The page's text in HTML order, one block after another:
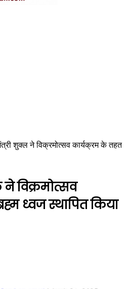
शुक्ल ने विक्रमोत्सव कार्यक्रम के तहत
विक्रमोत्सव
ध्वज स्थापित किया